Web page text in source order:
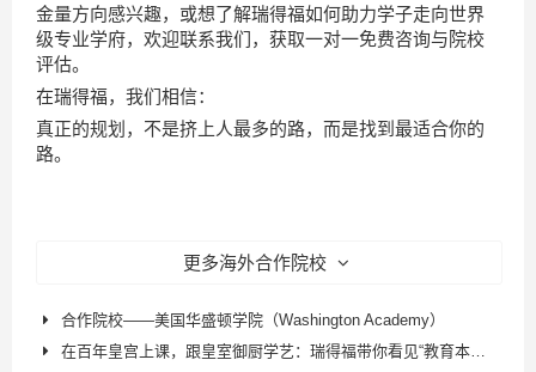
金量方向感兴趣，或想了解瑞得福如何助力学子走向世界
级专业学府，欢迎联系我们，获取一对一免费咨询与院校
评估。
在瑞得福，我们相信：
真正的规划，不是挤上人最多的路，而是找到最适合你的
路。
更多海外合作院校
合作院校——美国华盛顿学院（Washington Academy）
在百年皇宫上课，跟皇室御厨学艺：瑞得福带你看见“教育本该有的样子”